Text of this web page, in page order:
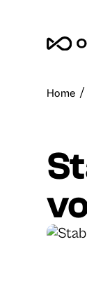
Home /